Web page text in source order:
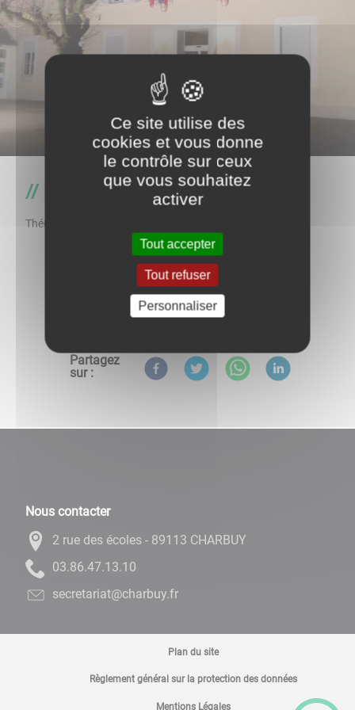
Entreprises et commerces
Thématique
Retour à l'accueil
Partagez
sur :
Nous contacter
2 rue des écoles - 89113 CHARBUY
01.31.74.68.30
rf.yubrahc@tairaterces
Plan du site
Règlement général sur la protection des données
Mentions Légales
Ce site utilise des
cookies et vous donne
le contrôle sur ceux
que vous souhaitez
activer
Tout accepter
Tout refuser
Personnaliser